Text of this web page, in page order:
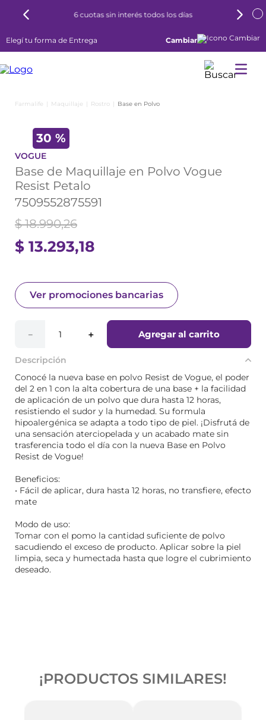
6 cuotas sin interés todos los días
Elegí tu forma de Entrega Cambiar
Maquillaje Rostro Base en Polvo
30 %
VOGUE
Base de Maquillaje en Polvo Vogue
Resist Petalo
7509552875591
$ 13.293,18
$ 18.990,26
Ver promociones bancarias
＋
－ Agregar al carrito
Descripción
Conocé la nueva base en polvo Resist de Vogue, el poder
del 2 en 1 con la alta cobertura de una base + la facilidad
de aplicación de un polvo que dura hasta 12 horas,
resistiendo el sudor y la humedad. Su formula
hipoalergénica se adapta a todo tipo de piel. ¡Disfrutá de
una sensación aterciopelada y un acabado mate sin
trasferencia todo el día con la nueva Base en Polvo
Resist de Vogue!
Beneficios:
• Fácil de aplicar, dura hasta 12 horas, no transfiere, efecto
mate
Modo de uso:
Tomar con el pomo la cantidad suficiente de polvo
sacudiendo el exceso de producto. Aplicar sobre la piel
limpia, seca y humectada hasta que logre el cubrimiento
deseado.
¡PRODUCTOS SIMILARES!